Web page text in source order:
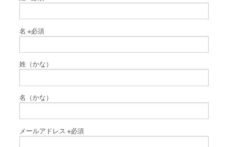
名※必須
姓（かな）
名（かな）
メールアドレス※必須